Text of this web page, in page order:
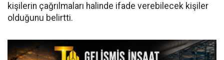
kişilerin çağrılmaları halinde ifade verebilecek kişiler
olduğunu belirtti.